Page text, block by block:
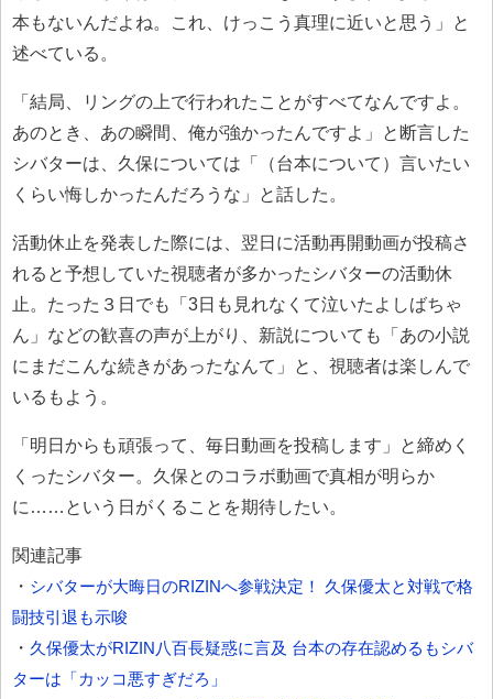
本もないんだよね。これ、けっこう真理に近いと思う」と
述べている。
「結局、リングの上で行われたことがすべてなんですよ。
あのとき、あの瞬間、俺が強かったんですよ」と断言した
シバターは、久保については「（台本について）言いたい
くらい悔しかったんだろうな」と話した。
活動休止を発表した際には、翌日に活動再開動画が投稿さ
れると予想していた視聴者が多かったシバターの活動休
止。たった３日でも「3日も見れなくて泣いたよしばちゃ
ん」などの歓喜の声が上がり、新説についても「あの小説
にまだこんな続きがあったなんて」と、視聴者は楽しんで
いるもよう。
「明日からも頑張って、毎日動画を投稿します」と締めく
くったシバター。久保とのコラボ動画で真相が明らか
に……という日がくることを期待したい。
関連記事
・ シバターが大晦日のRIZINへ参戦決定！ 久保優太と対戦で格
闘技引退も示唆
・ 久保優太がRIZIN八百長疑惑に言及 台本の存在認めるもシバ
ターは「カッコ悪すぎだろ」